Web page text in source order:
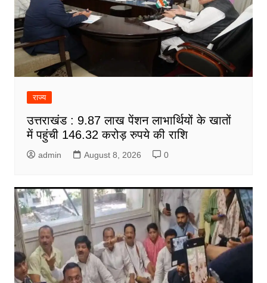
राज्य
उत्तराखंड : 9.87 लाख पेंशन लाभार्थियों के खातों
में पहुंची 146.32 करोड़ रुपये की राशि
admin August 8, 2026 0